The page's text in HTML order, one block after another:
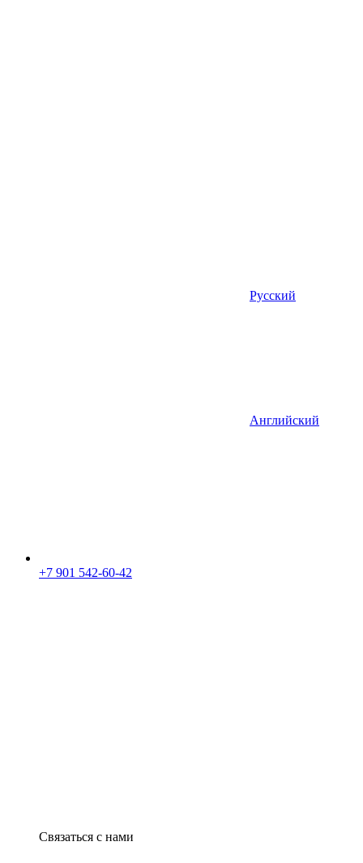
Русский
Английский
+7 901 542-60-42
Связаться с нами